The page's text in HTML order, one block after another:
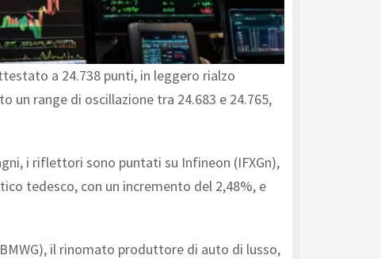
a 24.738 punti, in leggero rialzo
un range di oscillazione tra 24.683 e 24.765,
i riflettori sono puntati su Infineon (IFXGn),
tedesco, con un incremento del 2,48%, e
il rinomato produttore di auto di lusso,